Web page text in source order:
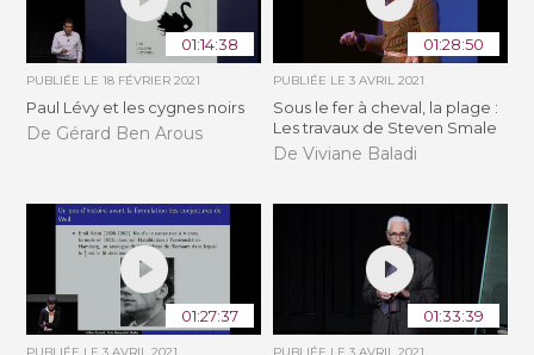
01:14:38
PUBLIÉE LE18 FÉVRIER 2021
Paul Lévy et les cygnes noirs
De Gérard Ben Arous
01:28:50
PUBLIÉE LE 3 AVRIL 2021
Sous le fer à cheval, la plage :
Les travaux de Steven Smale
De Viviane Baladi
01:27:37 01:33:39